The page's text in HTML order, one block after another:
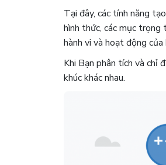
Tại đây, các tính năng
hình thức, các mục
hành vi và hoạt động
Khi Bạn phân tích và chỉ
khúc khác nhau.